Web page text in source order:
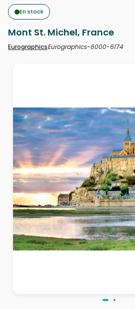
En stock
Mont St. Michel, France
EurographicsEurographics-6000-6174